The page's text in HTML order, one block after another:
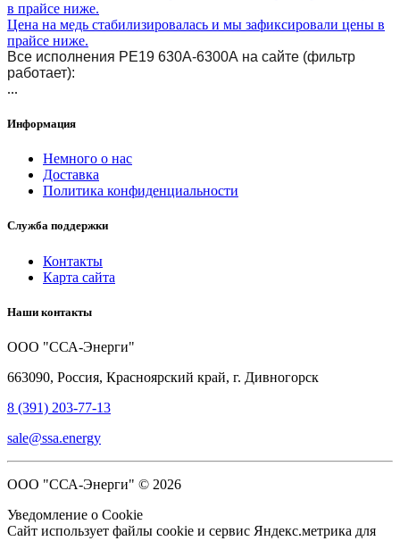
Цена на медь стабилизировалась и мы зафиксировали цены в
прайсе ниже.
Все исполнения РЕ19 630А-6300А на сайте (фильтр
работает):
...
Информация
Немного о нас
Доставка
Политика конфиденциальности
Служба поддержки
Контакты
Карта сайта
Наши контакты
ООО "ССА-Энерги"
663090, Россия, Красноярский край, г. Дивногорск
8 (391) 203-77-13
sale@ssa.energy
ООО "ССА-Энерги" © 2026
Уведомление о Cookie
Сайт использует файлы cookie и сервис Яндекс.метрика для